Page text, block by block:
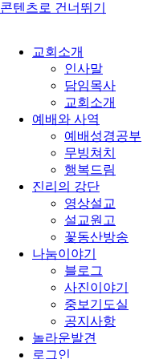
콘텐츠로 건너뛰기
교회소개
인사말
담임목사
교회소개
예배와 사역
예배성경공부
무빙쳐치
행복드림
진리의 강단
영상설교
설교원고
꽃동산방송
나눔이야기
블로그
사진이야기
중보기도실
공지사항
놀라운발견
로그인